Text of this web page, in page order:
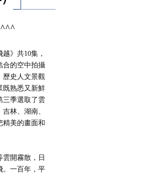
》共10集，
合的空中拍攝
歷史人文景觀
既熟悉又新鮮
三季選取了雲
林、湖南、
精美的畫面和
開霧散，日
。一百年，平